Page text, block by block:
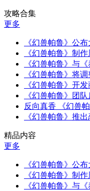
攻略合集
更多
《幻兽帕鲁》公
《幻兽帕鲁》制
《幻兽帕鲁》与
《幻兽帕鲁》将
《幻兽帕鲁》开
《幻兽帕鲁》团
反向真香 《幻兽
《幻兽帕鲁》推
精品内容
更多
《幻兽帕鲁》公
《幻兽帕鲁》制
《幻兽帕鲁》与